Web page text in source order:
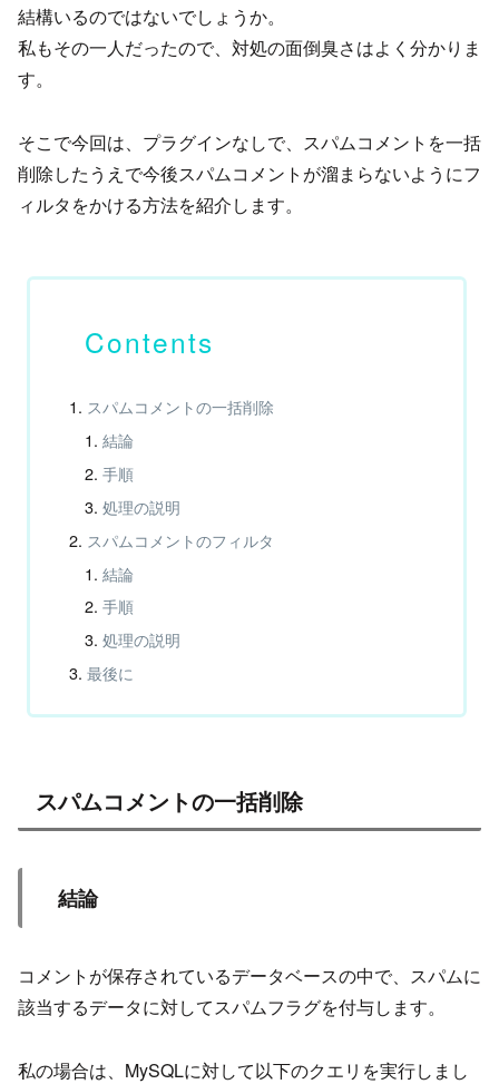
結構いるのではないでしょうか。
私もその一人だったので、対処の面倒臭さはよく分かりま
す。
そこで今回は、プラグインなしで、スパムコメントを一括
削除したうえで今後スパムコメントが溜まらないようにフ
ィルタをかける方法を紹介します。
スパムコメントの一括削除
結論
手順
処理の説明
スパムコメントのフィルタ
結論
手順
処理の説明
最後に
スパムコメントの一括削除
結論
コメントが保存されているデータベースの中で、スパムに
該当するデータに対してスパムフラグを付与します。
私の場合は、MySQLに対して以下のクエリを実行しまし